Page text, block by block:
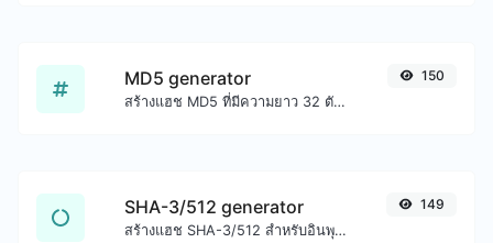
MD5 generator
สร้างแฮช MD5 ที่มีความยาว 32 ตัวอักษรสำหรับอินพุตสตริงใดๆ
150
SHA-3/512 generator
สร้างแฮช SHA-3/512 สำหรับอินพุตสตริงใดๆ
149